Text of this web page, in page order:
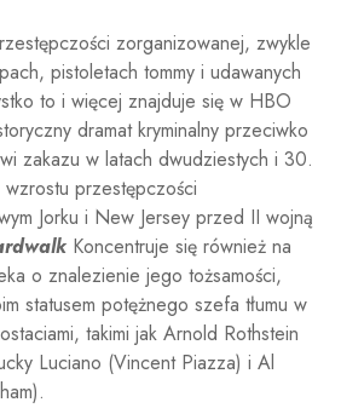
zorganizowanej, zwykle
pistoletach tommy i udawanych
to i więcej znajduje się w HBO
dramat kryminalny przeciwko
zakazu w latach dwudziestych i 30.
przestępczości
Jorku i New Jersey przed II wojną
Koncentruje się również na
o znalezienie jego tożsamości,
statusem potężnego szefa tłumu w
takimi jak Arnold Rothstein
Luciano (Vincent Piazza) i Al